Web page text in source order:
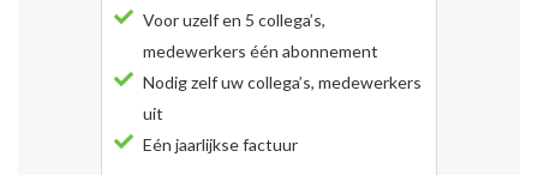
Voor uzelf en 5 collega’s,
medewerkers één abonnement
Nodig zelf uw collega’s, medewerkers
uit
Eén jaarlijkse factuur